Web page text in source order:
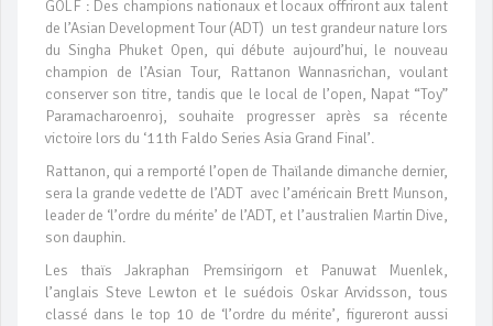
GOLF : Des champions nationaux et locaux offriront aux talent
de l’Asian Development Tour (ADT) un test grandeur nature lors
du Singha Phuket Open, qui débute aujourd’hui, le nouveau
champion de l’Asian Tour, Rattanon Wannasrichan, voulant
conserver son titre, tandis que le local de l’open, Napat “Toy”
Paramacharoenroj, souhaite progresser après sa récente
victoire lors du ‘11th Faldo Series Asia Grand Final’.
Rattanon, qui a remporté l’open de Thaïlande dimanche dernier,
sera la grande vedette de l’ADT avec l’américain Brett Munson,
leader de ‘l’ordre du mérite’ de l’ADT, et l’australien Martin Dive,
son dauphin.
Les thaïs Jakraphan Premsirigorn et Panuwat Muenlek,
l’anglais Steve Lewton et le suédois Oskar Arvidsson, tous
classé dans le top 10 de ‘l’ordre du mérite’, figureront aussi